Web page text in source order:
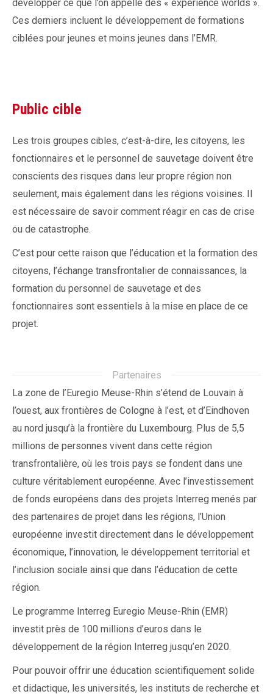
développer ce que l’on appelle des « experience worlds ».
Ces derniers incluent le développement de formations
ciblées pour jeunes et moins jeunes dans l’EMR.
Public cible
Les trois groupes cibles, c’est-à-dire, les citoyens, les
fonctionnaires et le personnel de sauvetage doivent être
conscients des risques dans leur propre région non
seulement, mais également dans les régions voisines. Il
est nécessaire de savoir comment réagir en cas de crise
ou de catastrophe.
C’est pour cette raison que l’éducation et la formation des
citoyens, l’échange transfrontalier de connaissances, la
formation du personnel de sauvetage et des
fonctionnaires sont essentiels à la mise en place de ce
projet.
Partenaires
La zone de l’Euregio Meuse-Rhin s’étend de Louvain à
l’ouest, aux frontières de Cologne à l’est, et d’Eindhoven
au nord jusqu’à la frontière du Luxembourg. Plus de 5,5
millions de personnes vivent dans cette région
transfrontalière, où les trois pays se fondent dans une
culture véritablement européenne. Avec l’investissement
de fonds européens dans des projets Interreg menés par
des partenaires de projet dans les régions, l’Union
européenne investit directement dans le développement
économique, l’innovation, le développement territorial et
l’inclusion sociale ainsi que dans l’éducation de cette
région.
Le programme Interreg Euregio Meuse-Rhin (EMR)
investit près de 100 millions d’euros dans le
développement de la région Interreg jusqu’en 2020.
Pour pouvoir offrir une éducation scientifiquement solide
et didactique, les universités, les instituts de recherche et